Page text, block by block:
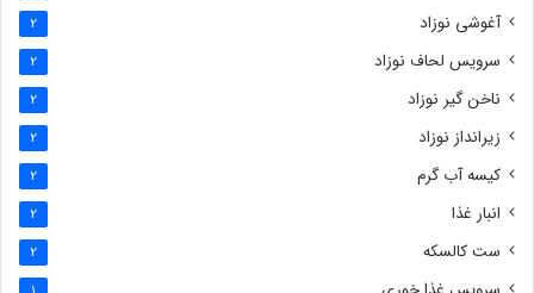
آغوشی نوزاد 2
سرویس لحاف نوزاد 2
ناخن گیر نوزاد 2
زیرانداز نوزاد 2
کیسه آب گرم 2
انبار غذا 2
ست کالسکه 2